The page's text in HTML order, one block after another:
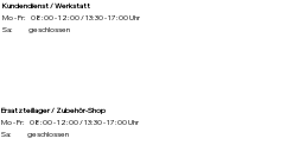
Ersatzteillager / Zubehör-Shop
Mo - Fr: 08:00 - 12:00 / 13:30 - 17:00 Uhr
Sa: geschlossen
Kundendienst / Werkstatt
Mo - Fr: 08:00 - 12:00 / 13:30 - 17:00 Uhr
Sa: geschlossen